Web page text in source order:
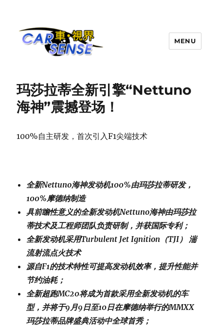
MENU
玛莎拉蒂全新引擎“Nettuno
海神”震撼登场！
100%自主研发，首次引入F1尖端技术
全新Nettuno海神发动机100%由玛莎拉蒂研发，
100%摩德纳制造
具前瞻性意义的全新发动机Nettuno海神由玛莎拉
蒂技术及工程师团队负责研制，并获国际专利；
全新发动机采用Turbulent Jet Ignition （TJI）
湍
流射流点火技术
源自F1的技术特性可提高发动机效率，提升性能并
节约油耗；
全新超跑MC20将成为首款采用全新发动机的车
型，并将于9月9日至10日在摩德纳举行的MMXX
玛莎拉蒂品牌盛典活动中全球首秀；